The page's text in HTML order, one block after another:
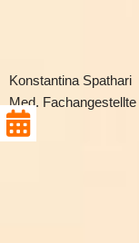
Konstantina Spathari
Med. Fachangestellte